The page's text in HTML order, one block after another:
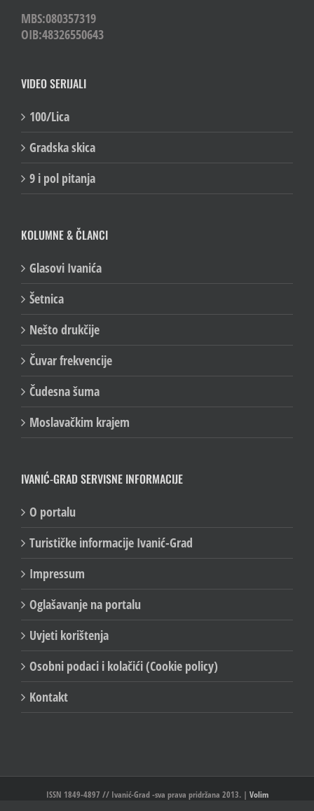
MBS:080357319
OIB:48326550643
VIDEO SERIJALI
100/Lica
Gradska skica
9 i pol pitanja
KOLUMNE & ČLANCI
Glasovi Ivanića
Šetnica
Nešto drukčije
Čuvar frekvencije
Čudesna šuma
Moslavačkim krajem
IVANIĆ-GRAD SERVISNE INFORMACIJE
O portalu
Turističke informacije Ivanić-Grad
Impressum
Oglašavanje na portalu
Uvjeti korištenja
Osobni podaci i kolačići (Cookie policy)
Kontakt
ISSN 1849-4897 // Ivanić-Grad -sva prava pridržana 2013. | Volim